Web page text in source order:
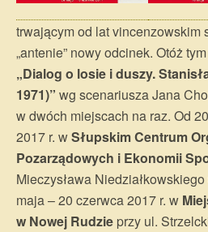
trwającym od lat vincenzowskim
„antenie” nowy odcinek. Otóż
„Dialog o losie i duszy.
1971)” wg scenariusza Jana
w dwóch miejscach na raz. Od
2017 r. wSłupskim Centrum
Pozarządowych i Ekonomii
Mieczysława
maja – 20 czerwca 2017 r. w
w Nowej Rudzie przy ul.